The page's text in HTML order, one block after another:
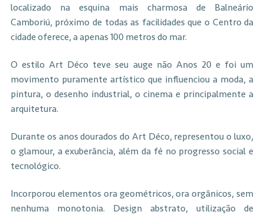
localizado na esquina mais charmosa de Balneário
Camboriú, próximo de todas as facilidades que o Centro da
cidade oferece, a apenas 100 metros do mar.
O estilo Art Déco teve seu auge não Anos 20 e foi um
movimento puramente artístico que influenciou a moda, a
pintura, o desenho industrial, o cinema e principalmente a
arquitetura.
Durante os anos dourados do Art Déco, representou o luxo,
o glamour, a exuberância, além da fé no progresso social e
tecnológico.
Incorporou elementos ora geométricos, ora orgânicos, sem
nenhuma monotonia. Design abstrato, utilização de